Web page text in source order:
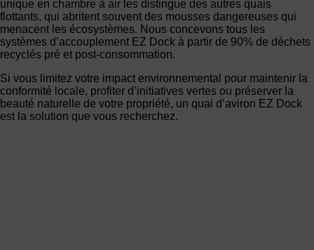
unique en chambre à air les distingue des autres quais
flottants, qui abritent souvent des mousses dangereuses qui
menacent les écosystèmes. Nous concevons tous les
systèmes d’accouplement EZ Dock à partir de 90% de déchets
recyclés pré et post-consommation.
Si vous limitez votre impact environnemental pour maintenir la
conformité locale, profiter d’initiatives vertes ou préserver la
beauté naturelle de votre propriété, un quai d’aviron EZ Dock
est la solution que vous recherchez.